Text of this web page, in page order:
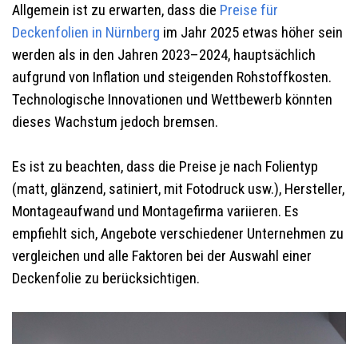
Allgemein ist zu erwarten, dass die Preise für
Deckenfolien in Nürnberg im Jahr 2025 etwas höher sein
werden als in den Jahren 2023–2024, hauptsächlich
aufgrund von Inflation und steigenden Rohstoffkosten.
Technologische Innovationen und Wettbewerb könnten
dieses Wachstum jedoch bremsen.
Es ist zu beachten, dass die Preise je nach Folientyp
(matt, glänzend, satiniert, mit Fotodruck usw.), Hersteller,
Montageaufwand und Montagefirma variieren. Es
empfiehlt sich, Angebote verschiedener Unternehmen zu
vergleichen und alle Faktoren bei der Auswahl einer
Deckenfolie zu berücksichtigen.